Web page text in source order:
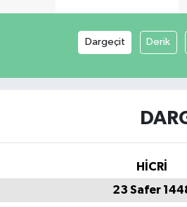
Dargeçit Derik
HİCRİ
23 Safer